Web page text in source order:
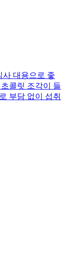
사 대용으로 좋
콜릿 조각이 들
부담 없이 섭취